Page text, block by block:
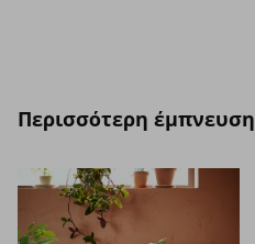
Περισσότερη έμπνευση